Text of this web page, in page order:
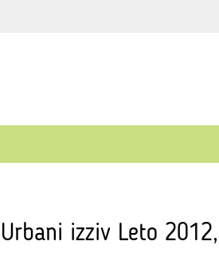
Urbani izziv Leto